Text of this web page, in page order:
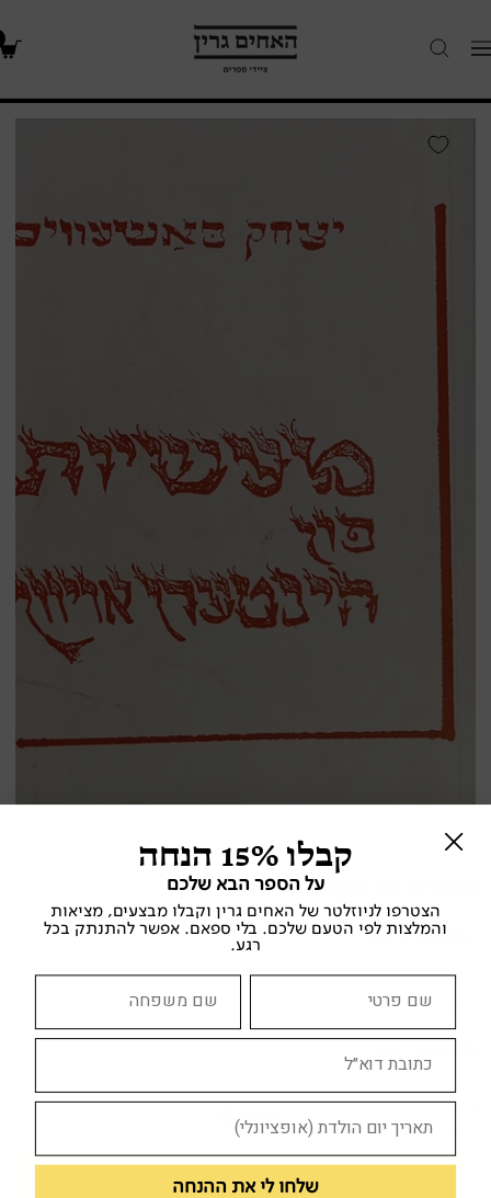
Navigation
האחים
גרין
מעשיות פון הינטערן אויוון
יצחק בשביס-זינגר
י. ל. פרץ , 1982
צוד לי
לא זמין
קבלו 15% הנחה
על הספר הבא שלכם
הצטרפו לניוזלטר של האחים גרין וקבלו מבצעים, מציאות
והמלצות לפי הטעם שלכם. בלי ספאם. אפשר להתנתק בכל
רגע.
שלחו לי את ההנחה